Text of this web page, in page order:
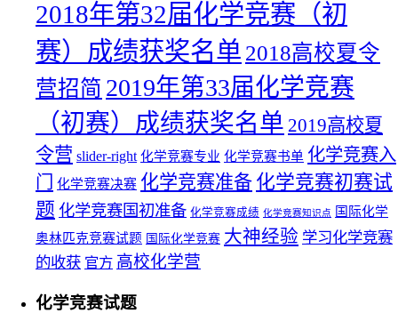
2018年第32届化学竞赛（初
赛）成绩获奖名单 2018高校夏令
营招简 2019年第33届化学竞赛
（初赛）成绩获奖名单 2019高校夏
令营 slider-right 化学竞赛专业 化学竞赛书单 化学竞赛入
门
化学竞赛决赛 化学竞赛准备 化学竞赛初赛试
题 化学竞赛国初准备 化学竞赛成绩 化学竞赛知识点
国际化学
奥林匹克竞赛试题 国际化学竞赛 大神经验 学习化学竞赛
的收获 官方 高校化学营
化学竞赛试题